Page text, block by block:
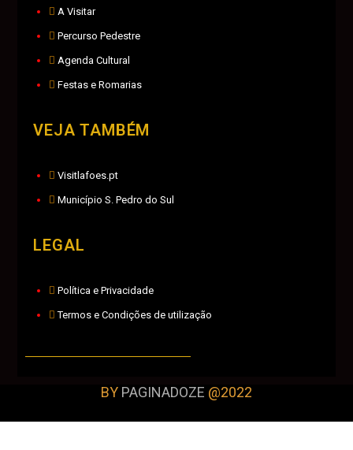
A Visitar
Percurso Pedestre
Agenda Cultural
Festas e Romarias
VEJA TAMBÉM
Visitlafoes.pt
Município S. Pedro do Sul
LEGAL
Política e Privacidade
Termos e Condições de utilização
BY PAGINADOZE @2022